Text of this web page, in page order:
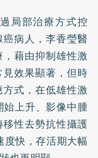
局部治療方式控
病人，李香瑩醫
藉由抑制雄性激
效果顯著，但時
式，在低雄性激
上升、影像中腫
性去勢抗性攝護
度快，存活期大幅